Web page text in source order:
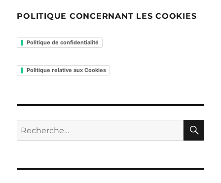
POLITIQUE CONCERNANT LES COOKIES
Politique de confidentialité
Politique relative aux Cookies
Recherche
pour :